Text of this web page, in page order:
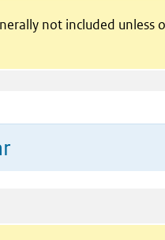
not included unless